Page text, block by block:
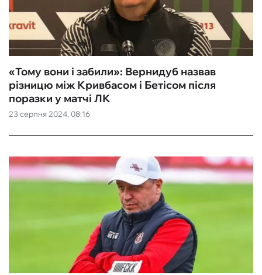
23 серпня 2024, 08:16
«Тому вони і забили»: Вернидуб назвав
різницю між Кривбасом і Бетісом після
поразки у матчі ЛК